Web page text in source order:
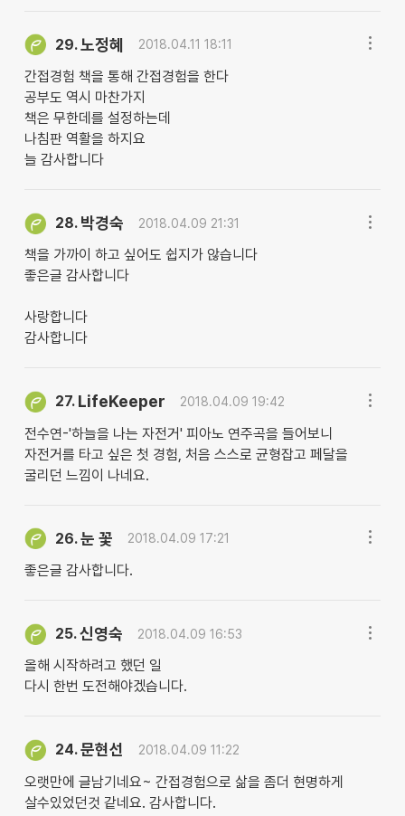
29.노정혜 2018.04.11 18:11
간접경험 책을 통해 간접경험을 한다
공부도 역시 마찬가지
책은 무한데를 설정하는데
나침판 역활을 하지요
늘 감사합니다
28. 박경숙 2018.04.09 21:31
책을 가까이 하고 싶어도 쉽지가 않습니다
좋은글 감사합니다
사랑합니다
감사합니다
27. LifeKeeper 2018.04.09 19:42
전수연-'하늘을 나는 자전거' 피아노 연주곡을 들어보니
자전거를 타고 싶은 첫 경험, 처음 스스로 균형잡고 페달을
굴리던 느낌이 나네요.
26.눈 꽃 2018.04.09 17:21
좋은글 감사합니다.
25.신영숙 2018.04.09 16:53
올해 시작하려고 했던 일
다시 한번 도전해야겠습니다.
24.문현선 2018.04.09 11:22
오랫만에 글남기네요~ 간접경험으로 삶을 좀더 현명하게
살수있었던것 같네요. 감사합니다.